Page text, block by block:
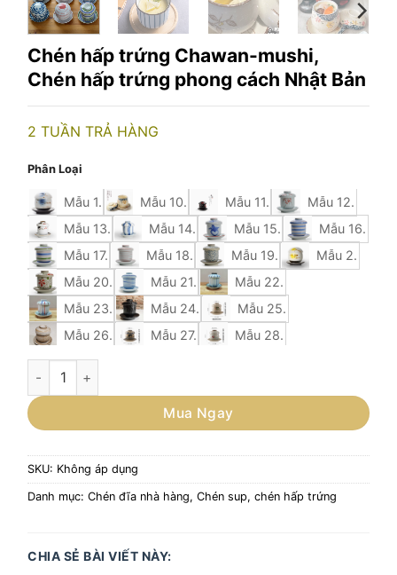
Chén hấp trứng Chawan-mushi,
Chén hấp trứng phong cách Nhật Bản
2 TUẦN TRẢ HÀNG
Phân Loại
Mẫu 1. Mẫu 10. Mẫu 11.
Mẫu 12.
Mẫu 13.
Mẫu 14. Mẫu 15.
Mẫu 16.
Mẫu 17.
Mẫu 18. Mẫu 19.
Mẫu 2.
Mẫu 20.
Mẫu 21.
Mẫu 22.
Mẫu 23.
Mẫu 24.
Mẫu 25.
Mẫu 26.
Mẫu 27.
Mẫu 28.
Mẫu 29.
Mẫu 9. Thìa gỗ
Chén hấp trứng Chawan-mushi, Chén hấp trứng phong
Mua Ngay
SKU: Không áp dụng
Danh mục: Chén đĩa nhà hàng, Chén sup, chén hấp trứng
CHIA SẺ BÀI VIẾT NÀY: